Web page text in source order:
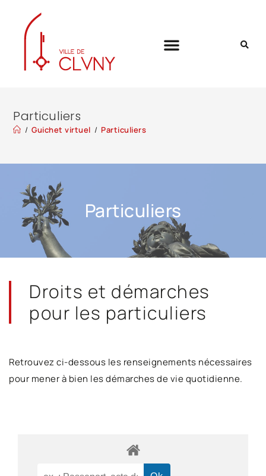
Particuliers
/ Guichet virtuel / Particuliers
Particuliers
Droits et démarches
pour les particuliers
Retrouvez ci-dessous les renseignements nécessaires
pour mener à bien les démarches de vie quotidienne.